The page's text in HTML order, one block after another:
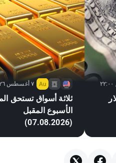
٧ أغسطس ٢٠٢٦, ٢١:٠٥
ثلاثة أسواق تستحق
الأسبوع المقبل
(07.08.2026)